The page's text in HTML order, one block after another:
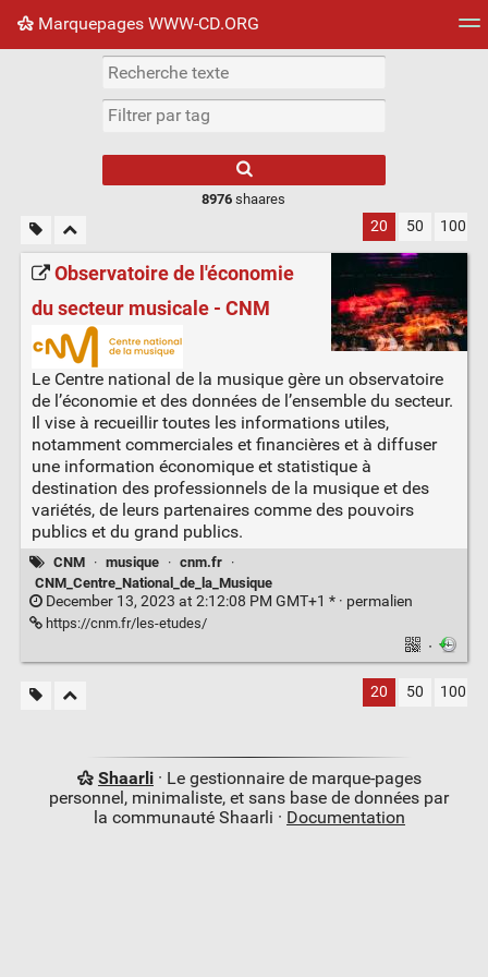
Marquepages WWW-CD.ORG
Nuage de tags Mur d'images
8976 shaares
20 50 100
Observatoire de l'économie
du secteur musicale - CNM
Le Centre national de la musique gère un observatoire
de l’économie et des données de l’ensemble du secteur.
Il vise à recueillir toutes les informations utiles,
notamment commerciales et financières et à diffuser
une information économique et statistique à
destination des professionnels de la musique et des
variétés, de leurs partenaires comme des pouvoirs
publics et du grand publics.
CNM · musique · cnm.fr ·
CNM_Centre_National_de_la_Musique
December 13, 2023 at 2:12:08 PM GMT+1 * · permalien
https://cnm.fr/les-etudes/
·
20 50 100
Shaarli· Le gestionnaire de marque-pages
personnel, minimaliste, et sans base de données par
la communauté Shaarli · Documentation